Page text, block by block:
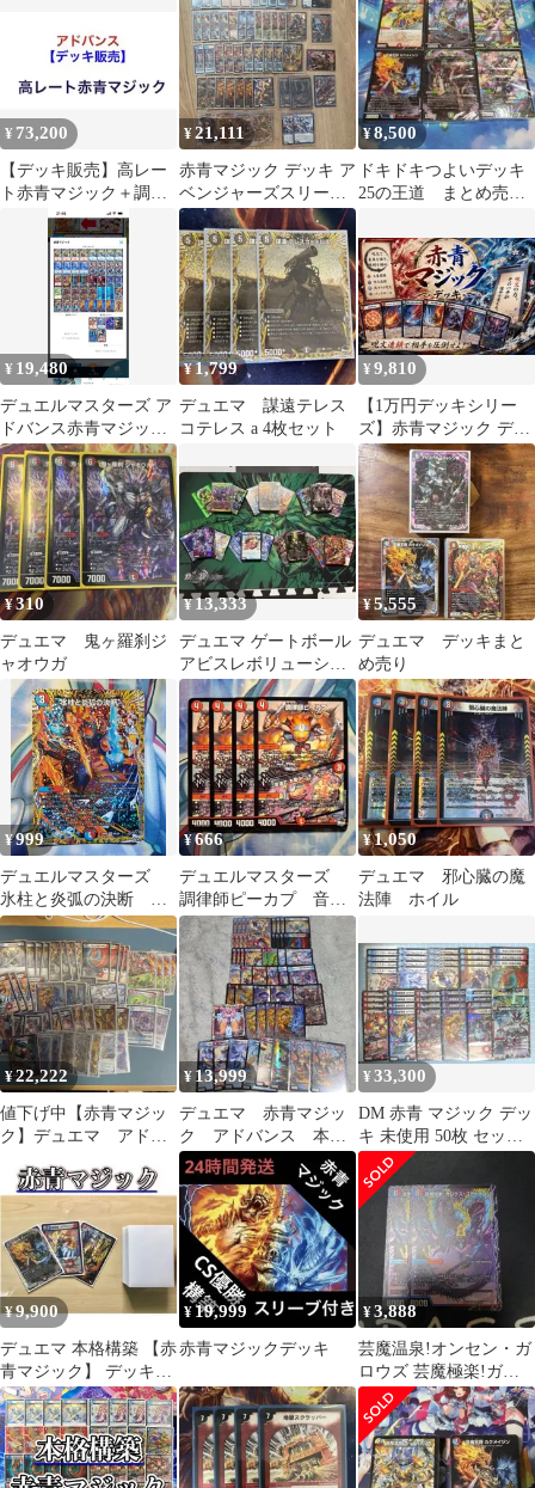
¥ 73,200
【デッキ販売】高レー
ト赤青マジック＋調整
パーツ
¥21,111
赤青マジック デッキ ア
ベンジャーズスリーブ
付き
¥8,500
ドキドキつよいデッキ
25の王道 まとめ売
¥ 19,480
デュエルマスターズ ア
ドバンス赤青マジック
デッキ値下げあり
¥1,799
デュエマ 謀遠テレス
コテレス a 4枚セット
¥9,810
【1万円デッキシリー
ズ】赤青マジック デッ
キ
¥310
デュエマ 鬼ヶ羅刹ジ
ャオウガ
¥ 13,333
デュエマ ゲートボール
アビスレボリューショ
ン まとめ売り
¥5,555
デュエマ デッキまと
め売り
¥999
デュエルマスターズ
氷柱と炎弧の決断
A シークレット 最
終値下げ
¥666
デュエルマスターズ
調律師ピーカプ 音速
で本番中にチューニン
グ 4枚 最終値下げ
¥1,050
デュエマ 邪心臓の魔
法陣 ホイル
¥22,222
値下げ中【赤青マジッ
ク】デュエマ アドバ
（リコリス）48枚
¥ 13,999
デュエマ 赤青マジッ
ク アドバンス 本格
構築
¥33,300
DM 赤青 マジック デッ
キ 未使用 50枚 セット
メルカリ便
¥9,900
デュエマ 本格構築 【赤
青マジック】 デッキ＆
二重スリーブ
¥19,999
赤青マジックデッキ
¥3,888
芸魔温泉!オンセン・ガ
ロウズ 芸魔極楽!ガロ
ウズ・ゴクドラゴン 2
枚